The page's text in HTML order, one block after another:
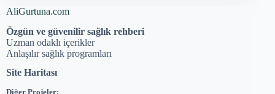
AliGurtuna.com
Özgün ve güvenilir sağlık rehberi
Uzman odaklı içerikler
Anlaşılır sağlık programları
Site Haritası
Diğer Projeler: